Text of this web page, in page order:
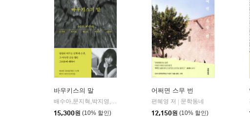
바우키스의 말
배수아,문지혁,박지영,예소연,이서수,전춘화 저
은행나무
15,300원 (10% 할인)
어쩌면 스무 번
편혜영 저
문학동네
12,150원 (10% 할인)